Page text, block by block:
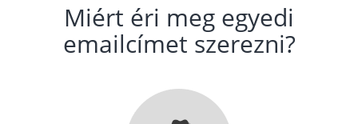
Miért éri meg egyedi
emailcímet szerezni?